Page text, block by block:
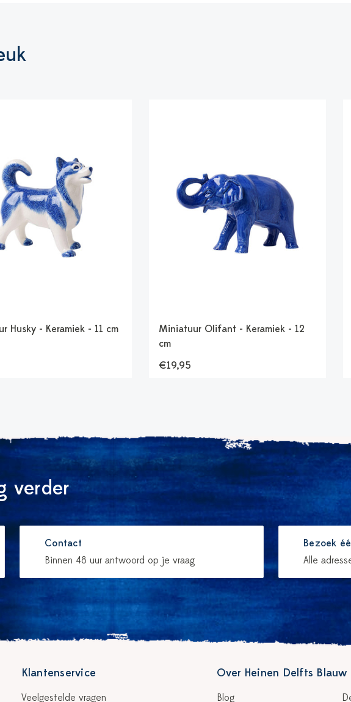
Husky - Keramiek - 11 cm
Miniatuur Olifant - Keramiek - 12
cm
€19,95
verder
Contact
Binnen 48 uur antwoord op je vraag
Bezoek
Alle
Klantenservice
Veelgestelde vragen
Over Heinen Delfts Blauw
Blog